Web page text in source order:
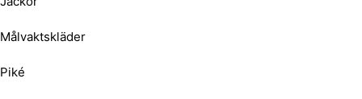
Målvaktskläder
Piké